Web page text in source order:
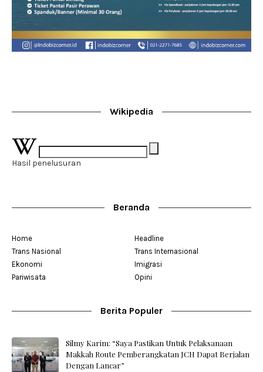
Wikipedia
Hasil penelusuran
Beranda
Home
Headline
Trans Nasional
Trans Internasional
Ekonomi
Imigrasi
Pariwisata
Opini
Berita Populer
Silmy Karim: “Saya Pastikan Untuk Pelaksanaan
Makkah Route Pemberangkatan JCH Dapat Berjalan
Dengan Lancar”